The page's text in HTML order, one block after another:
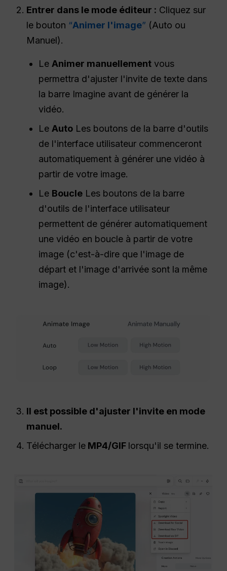
Entrer dans le mode éditeur : Cliquez sur
le bouton “Animer l'image” (Auto ou
Manuel).
Le Animer manuellement vous
permettra d'ajuster l'invite de texte dans
la barre Imagine avant de générer la
vidéo.
Le Auto Les boutons de la barre d'outils
de l'interface utilisateur commenceront
automatiquement à générer une vidéo à
partir de votre image.
Le Boucle Les boutons de la barre
d'outils de l'interface utilisateur
permettent de générer automatiquement
une vidéo en boucle à partir de votre
image (c'est-à-dire que l'image de
départ et l'image d'arrivée sont la même
image).
Il est possible d'ajuster l'invite en mode
manuel.
Télécharger le MP4/GIF lorsqu'il se termine.